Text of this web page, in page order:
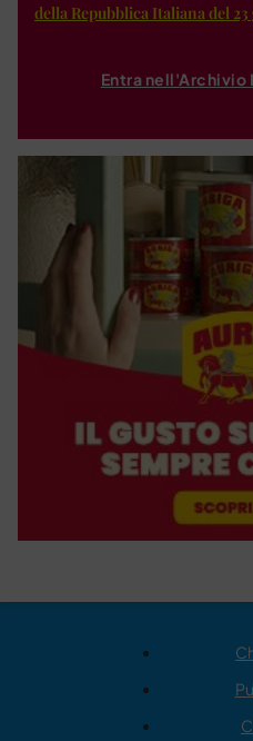
della Repubblica Italiana del
Entra nell'Archivio